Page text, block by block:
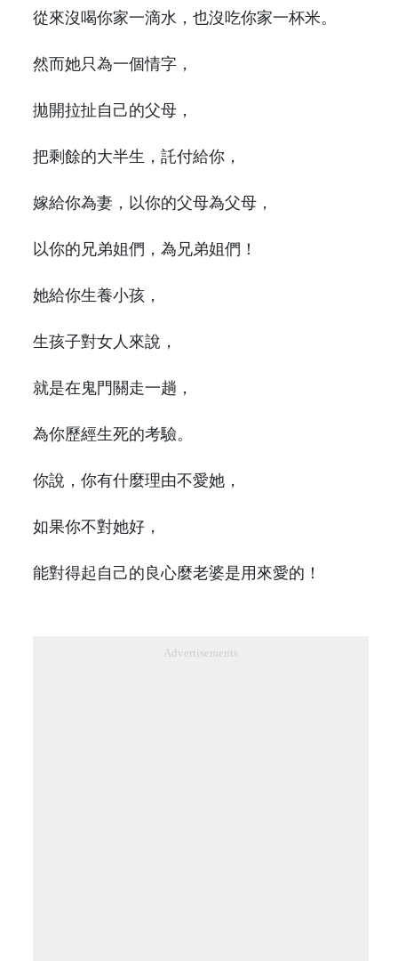
從來沒喝你家一滴水，也沒吃你家一杯米。
然而她只為一個情字，
拋開拉扯自己的父母，
把剩餘的大半生，託付給你，
嫁給你為妻，以你的父母為父母，
以你的兄弟姐們，為兄弟姐們！
她給你生養小孩，
生孩子對女人來說，
就是在鬼門關走一趟，
為你歷經生死的考驗。
你說，你有什麼理由不愛她，
如果你不對她好，
能對得起自己的良心麼老婆是用來愛的！
Advertisements